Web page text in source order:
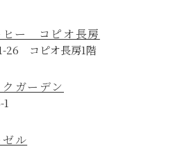
ー コピオ長房
26 コピオ長房1階
ガーデン
ル